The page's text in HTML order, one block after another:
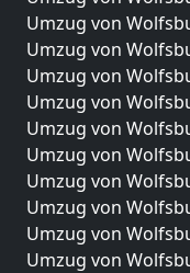
Umzug von
Umzug von
Umzug von
Umzug von
Umzug von
Umzug von
Umzug von
Umzug von
Umzug von
Umzug von